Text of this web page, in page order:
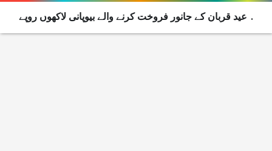
عید قربان کے جانور فروخت کرنے والے بیوپانی لاکھوں روپے